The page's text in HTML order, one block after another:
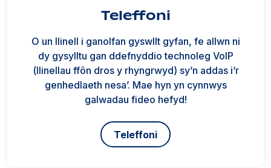
Teleffoni
O un llinell i ganolfan gyswllt gyfan, fe allwn ni
dy gysylltu gan ddefnyddio technoleg VoIP
(llinellau ffôn dros y rhyngrwyd) sy’n addas i’r
genhedlaeth nesa’. Mae hyn yn cynnwys
galwadau fideo hefyd!
Teleffoni